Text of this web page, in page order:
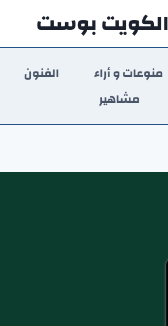
الكويت بوست
منوعات و أراء الفنون
مشاهير